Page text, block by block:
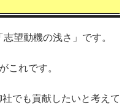
望動機の浅さ」です。
これです。
でも貢献したいと考えて